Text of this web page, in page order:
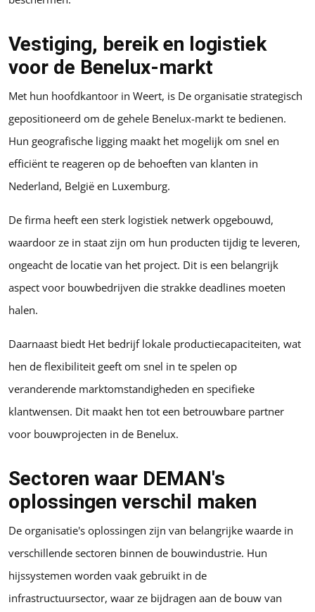
Vestiging, bereik en logistiek
voor de Benelux-markt
Met hun hoofdkantoor in Weert, is De organisatie strategisch
gepositioneerd om de gehele Benelux-markt te bedienen.
Hun geografische ligging maakt het mogelijk om snel en
efficiënt te reageren op de behoeften van klanten in
Nederland, België en Luxemburg.
De firma heeft een sterk logistiek netwerk opgebouwd,
waardoor ze in staat zijn om hun producten tijdig te leveren,
ongeacht de locatie van het project. Dit is een belangrijk
aspect voor bouwbedrijven die strakke deadlines moeten
halen.
Daarnaast biedt Het bedrijf lokale productiecapaciteiten, wat
hen de flexibiliteit geeft om snel in te spelen op
veranderende marktomstandigheden en specifieke
klantwensen. Dit maakt hen tot een betrouwbare partner
voor bouwprojecten in de Benelux.
Sectoren waar DEMAN's
oplossingen verschil maken
De organisatie's oplossingen zijn van belangrijke waarde in
verschillende sectoren binnen de bouwindustrie. Hun
hijssystemen worden vaak gebruikt in de
infrastructuursector, waar ze bijdragen aan de bouw van